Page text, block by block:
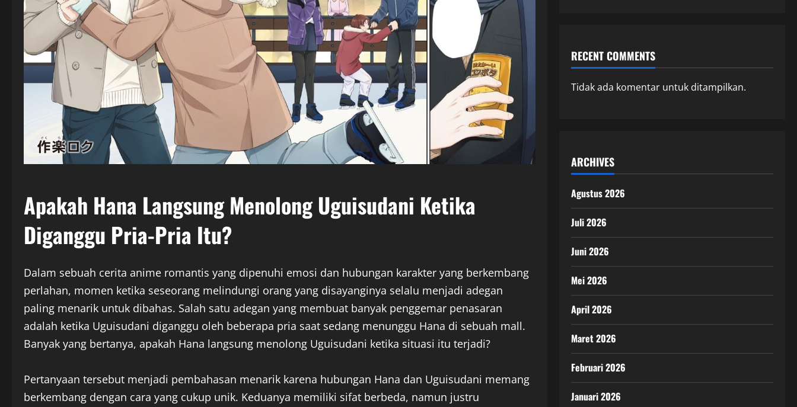
Apakah Hana Langsung Menolong Uguisudani Ketika
Diganggu Pria-Pria Itu?
Dalam sebuah cerita anime romantis yang dipenuhi emosi dan hubungan karakter yang berkembang
perlahan, momen ketika seseorang melindungi orang yang disayanginya selalu menjadi adegan
paling menarik untuk dibahas. Salah satu adegan yang membuat banyak penggemar penasaran
adalah ketika Uguisudani diganggu oleh beberapa pria saat sedang menunggu Hana di sebuah mall.
Banyak yang bertanya, apakah Hana langsung menolong Uguisudani ketika situasi itu terjadi?
Pertanyaan tersebut menjadi pembahasan menarik karena hubungan Hana dan Uguisudani memang
berkembang dengan cara yang cukup unik. Keduanya memiliki sifat berbeda, namun justru
RECENT COMMENTS
Tidak ada komentar untuk ditampilkan.
ARCHIVES
Agustus 2026
Juli 2026
Juni 2026
Mei 2026
April 2026
Maret 2026
Februari 2026
Januari 2026